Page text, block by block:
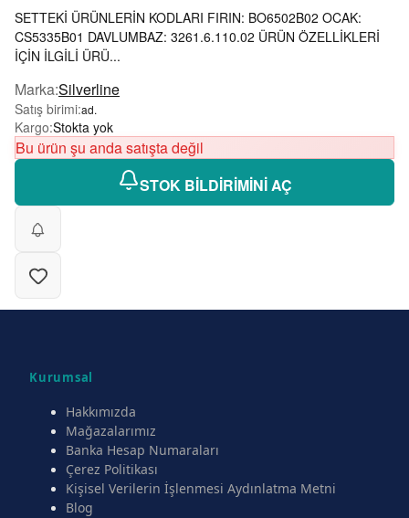
SETTEKİ ÜRÜNLERİN KODLARI FIRIN: BO6502B02 OCAK:
CS5335B01 DAVLUMBAZ: 3261.6.110.02 ÜRÜN ÖZELLİKLERİ
İÇİN İLGİLİ ÜRÜ...
Marka:Silverline
Satış birimi:ad.
Kargo:Stokta yok
Bu ürün şu anda satışta değil
STOK BİLDİRİMİNİ AÇ
Kurumsal
Hakkımızda
Mağazalarımız
Banka Hesap Numaraları
Çerez Politikası
Kişisel Verilerin İşlenmesi Aydınlatma Metni
Blog